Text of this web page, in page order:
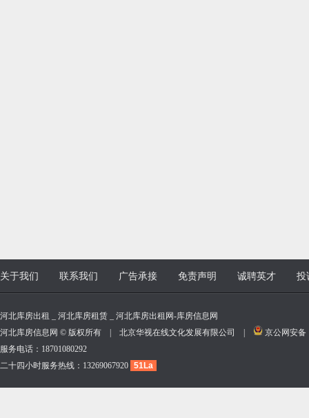
关于我们 联系我们 广告承接 免责声明 诚聘英才 投
河北库房出租 _ 河北库房租赁 _ 河北库房出租网-库房信息网
河北库房信息网 © 版权所有 | 北京华视在线文化发展有限公司 |
京公网安备
服务电话：18701080292
二十四小时服务热线：13269067920 51La